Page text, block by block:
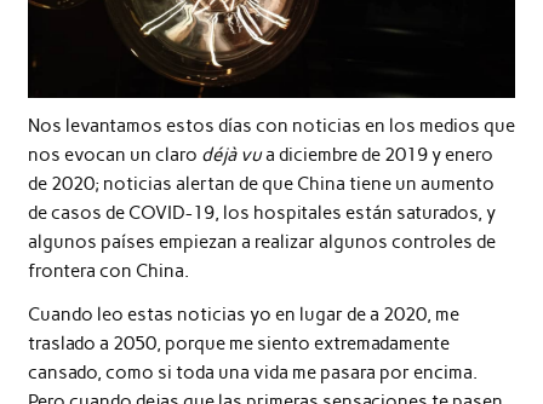
Nos levantamos estos días con noticias en los medios que
nos evocan un claro déjà vua diciembre de 2019 y enero
de 2020; noticias alertan de que China tiene un aumento
de casos de COVID-19, los hospitales están saturados, y
algunos países empiezan a realizar algunos controles de
frontera con China.
Cuando leo estas noticias yo en lugar de a 2020, me
traslado a 2050, porque me siento extremadamente
cansado, como si toda una vida me pasara por encima.